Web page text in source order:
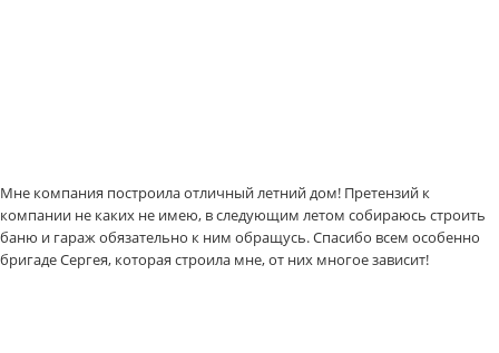
Мне компания построила отличный летний дом! Претензий к
компании не каких не имею, в следующим летом собираюсь строить
баню и гараж обязательно к ним обращусь. Спасибо всем особенно
бригаде Сергея, которая строила мне, от них многое зависит!